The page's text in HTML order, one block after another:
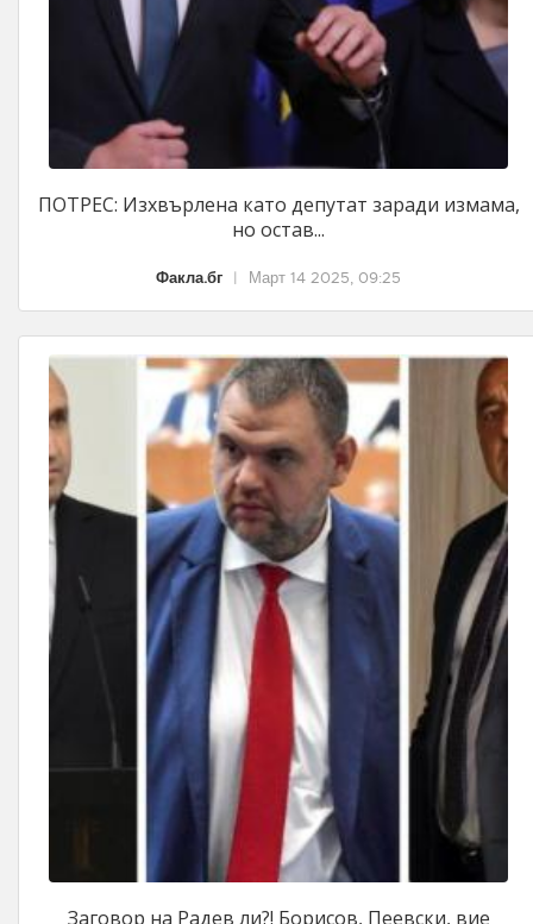
ПОТРЕС: Изхвърлена като депутат заради измама,
но остав...
Факла.бг Март 14 2025, 09:25
Заговор на Радев ли?! Борисов, Пеевски, вие